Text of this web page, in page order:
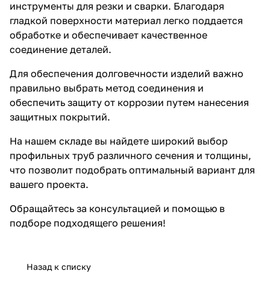
инструменты для резки и сварки. Благодаря
гладкой поверхности материал легко поддается
обработке и обеспечивает качественное
соединение деталей.
Для обеспечения долговечности изделий важно
правильно выбрать метод соединения и
обеспечить защиту от коррозии путем нанесения
защитных покрытий.
На нашем складе вы найдете широкий выбор
профильных труб различного сечения и толщины,
что позволит подобрать оптимальный вариант для
вашего проекта.
Обращайтесь за консультацией и помощью в
подборе подходящего решения!
Назад к списку